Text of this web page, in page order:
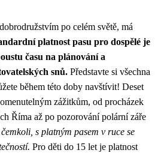
po celém světě, má
platnost pasu pro dospělé je
času na plánování a
snů. Představte si všechna
během této doby navštívit! Deset
zážitkům, od procházek
Říma až po pozorování polární záře
s platným pasem v ruce se
Pro děti do 15 let je platnost